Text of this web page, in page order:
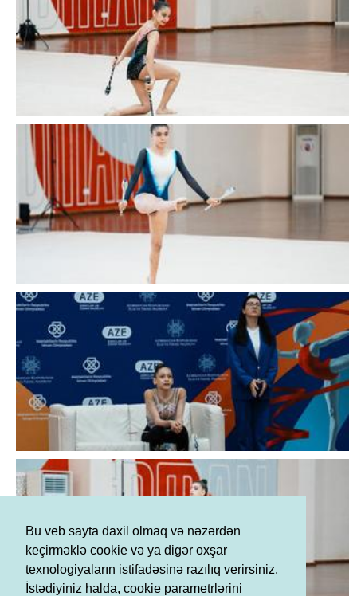
Bu veb sayta daxil olmaq və nəzərdən
keçirməklə cookie və ya digər oxşar
texnologiyaların istifadəsinə razılıq verirsiniz.
İstədiyiniz halda, cookie parametrlərini